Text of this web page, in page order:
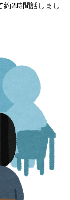
約2時間話しまし